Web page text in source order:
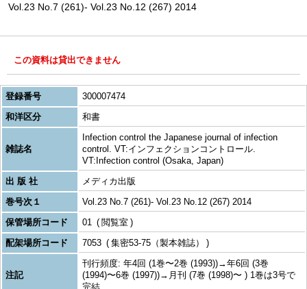
Vol.23 No.7 (261)- Vol.23 No.12 (267) 2014
この資料は貸出できません
登録番号
300007474
和洋区分
和書
雑誌名
Infection control the Japanese journal of infection
control. VT:インフェクションコントロール.
VT:Infection control (Osaka, Japan)
出 版 社
メディカ出版
巻号次１
Vol.23 No.7 (261)- Vol.23 No.12 (267) 2014
保管場所コード
01
閲覧室
配架場所コード
7053 集密53-75（製本雑誌）
注記
刊行頻度: 年4回 (1巻〜2巻 (1993))→年6回 (3巻
(1994)〜6巻 (1997))→月刊 (7巻 (1998)〜 ) 1巻は3号で
完結